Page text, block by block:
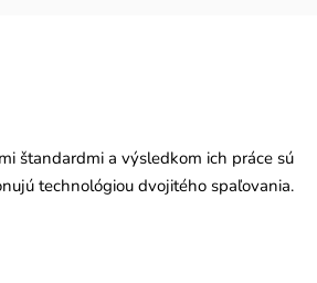
štandardmi a výsledkom ich práce sú
technológiou dvojitého spaľovania.